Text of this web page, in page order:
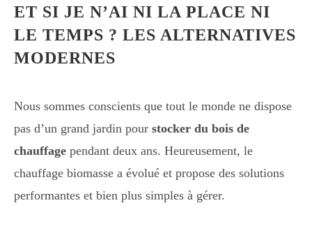
ET SI JE N’AI NI LA PLACE NI
LE TEMPS ? LES ALTERNATIVES
MODERNES
Nous sommes conscients que tout le monde ne dispose
pas d’un grand jardin pour stocker du bois de
chauffage pendant deux ans. Heureusement, le
chauffage biomasse a évolué et propose des solutions
performantes et bien plus simples à gérer.